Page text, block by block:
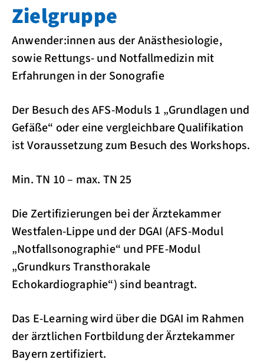
Zielgruppe
Anwender:innen aus der Anästhesiologie,
sowie Rettungs- und Notfallmedizin mit
Erfahrungen in der Sonografie
Der Besuch des AFS-Moduls 1 „Grundlagen und
Gefäße“ oder eine vergleichbare Qualifikation
ist Voraussetzung zum Besuch des Workshops.
Min. TN 10 – max. TN 25
Die Zertifizierungen bei der Ärztekammer
Westfalen-Lippe und der DGAI (AFS-Modul
„Notfallsonographie“ und PFE-Modul
„Grundkurs Transthorakale
Echokardiographie“) sind beantragt.
Das E-Learning wird über die DGAI im Rahmen
der ärztlichen Fortbildung der Ärztekammer
Bayern zertifiziert.